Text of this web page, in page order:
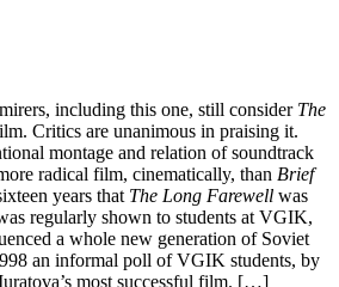
including this one, still consider The
Critics are unanimous in praising it.
montage and relation of soundtrack
radical film, cinematically, than Brief
years that The Long Farewell was
regularly shown to students at VGIK,
a whole new generation of Soviet
an informal poll of VGIK students, by
most successful film. […]